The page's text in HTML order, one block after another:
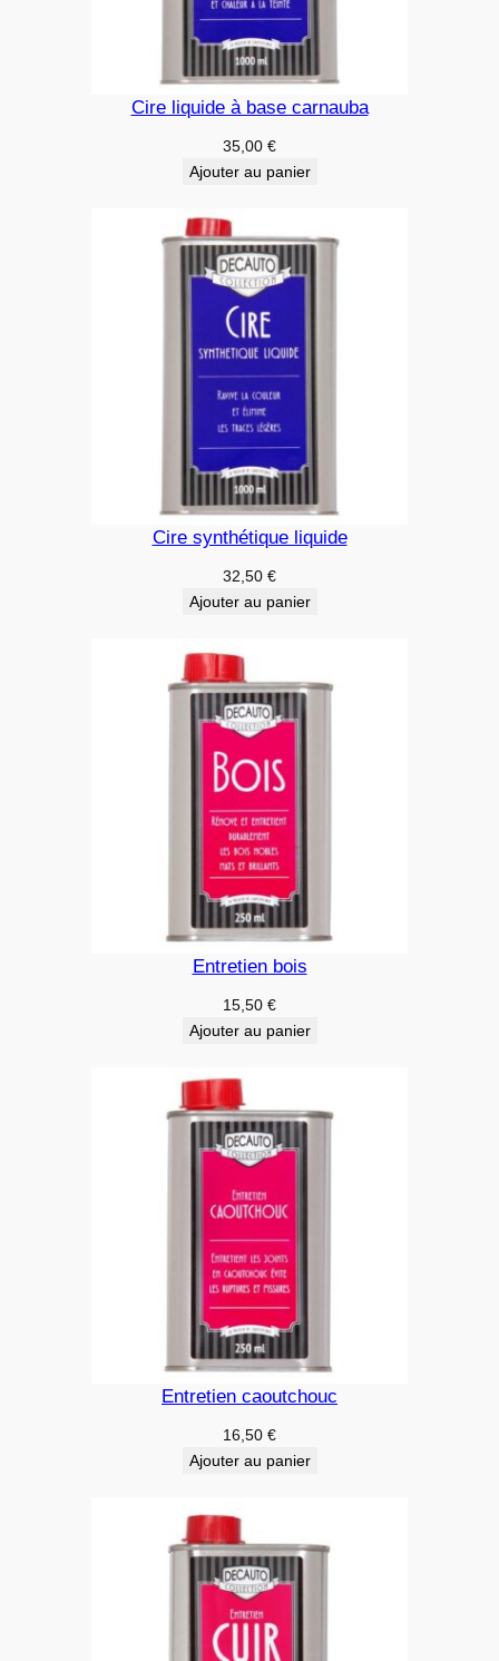
Cire liquide à base carnauba
35,00 €
Ajouter au panier
Cire synthétique liquide
32,50 €
Ajouter au panier
Entretien bois
15,50 €
Ajouter au panier
Entretien caoutchouc
16,50 €
Ajouter au panier